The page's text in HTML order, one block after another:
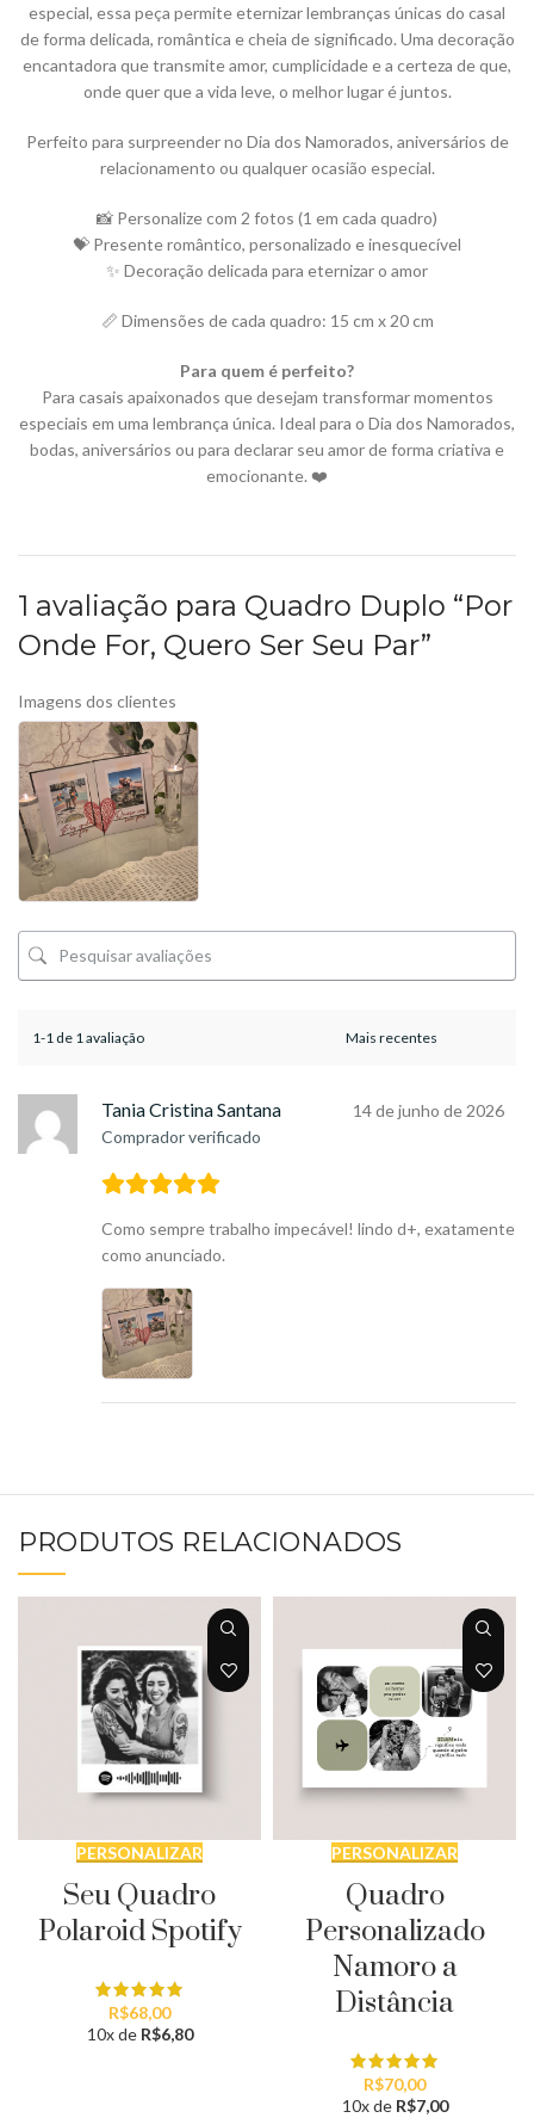
especial, essa peça permite eternizar lembranças únicas do casal
de forma delicada, romântica e cheia de significado. Uma decoração
encantadora que transmite amor, cumplicidade e a certeza de que,
onde quer que a vida leve, o melhor lugar é juntos.
Perfeito para surpreender no Dia dos Namorados, aniversários de
relacionamento ou qualquer ocasião especial.
📸 Personalize com 2 fotos (1 em cada quadro)
💝 Presente romântico, personalizado e inesquecível
✨ Decoração delicada para eternizar o amor
📏 Dimensões de cada quadro: 15 cm x 20 cm
Para quem é perfeito?
Para casais apaixonados que desejam transformar momentos
especiais em uma lembrança única. Ideal para o Dia dos Namorados,
bodas, aniversários ou para declarar seu amor de forma criativa e
emocionante. ❤️
1 avaliação para Quadro Duplo “Por
Onde For, Quero Ser Seu Par”
Imagens dos clientes
1-1 de 1 avaliação
Tania Cristina Santana
Comprador verificado
14 de junho de 2026
Como sempre trabalho impecável! lindo d+, exatamente
como anunciado.
PRODUTOS RELACIONADOS
PERSONALIZAR
Seu Quadro
Polaroid Spotify
R$68,00
10x de R$6,80
PERSONALIZAR
Quadro
Personalizado
Namoro a
Distância
R$70,00
10x de R$7,00